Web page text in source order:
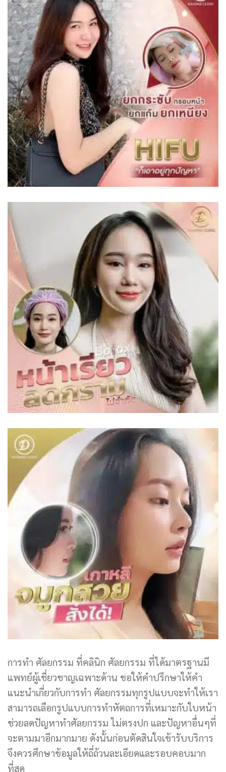
การทำ ศัลยกรรม ที่คลินิก ศัลยกรรม ที่ได้มาตรฐานมี
แพทย์ผู้เชี่ยวชาญเฉพาะด้าน ขอให้คำปรึกษาให้คำ
แนะนำเกี่ยวกับการทำ ศัลยกรรมทุกรูปแบบจะทำให้เรา
สามารถเลือกรูปแบบการทำหัตถการที่เหมาะกับใบหน้า
ช่วยลดปัญหาทำศัลยกรรม ไม่ตรงปก และปัญหาอื่นๆที่
จะตามมาอีกมากมาย ดังนั้นก่อนตัดสินใจเข้ารับบริการ
จึงควรศึกษาข้อมูลให้ถี่ถ้วนละเอียดและรอบคอบมาก
ที่สุด